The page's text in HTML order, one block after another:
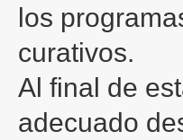
los
curativos.
Al final de
adecuado